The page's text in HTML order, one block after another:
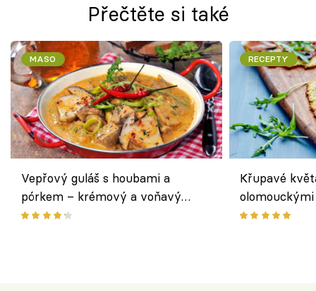
Přečtěte si také
MASO
Vepřový guláš s houbami a
pórkem – krémový a voňavý
pokrm z jednoho hrnce
RECEPTY
Křupavé
bezlepkový